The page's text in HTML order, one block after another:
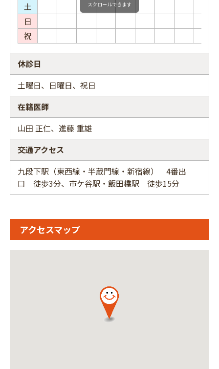
土
日
祝
スクロールできます
休診日
土曜日、日曜日、祝日
在籍医師
山田 正仁、進藤 重雄
交通アクセス
九段下駅（東西線・半蔵門線・新宿線） 4番出
口 徒歩3分、市ケ谷駅・飯田橋駅 徒歩15分
アクセスマップ